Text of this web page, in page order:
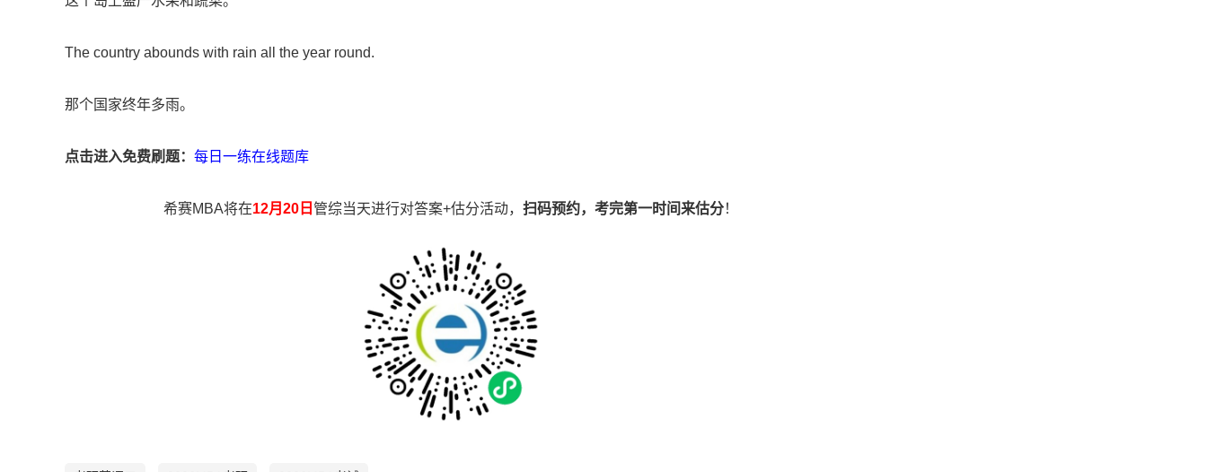
The country abounds with rain all the year round.
那个国家终年多雨。
点击进入免费刷题： 每日一练在线题库
希赛MBA将在12月20日 管综当天进行对答案+估分活动， 扫码预约，考完第一时间来估分！